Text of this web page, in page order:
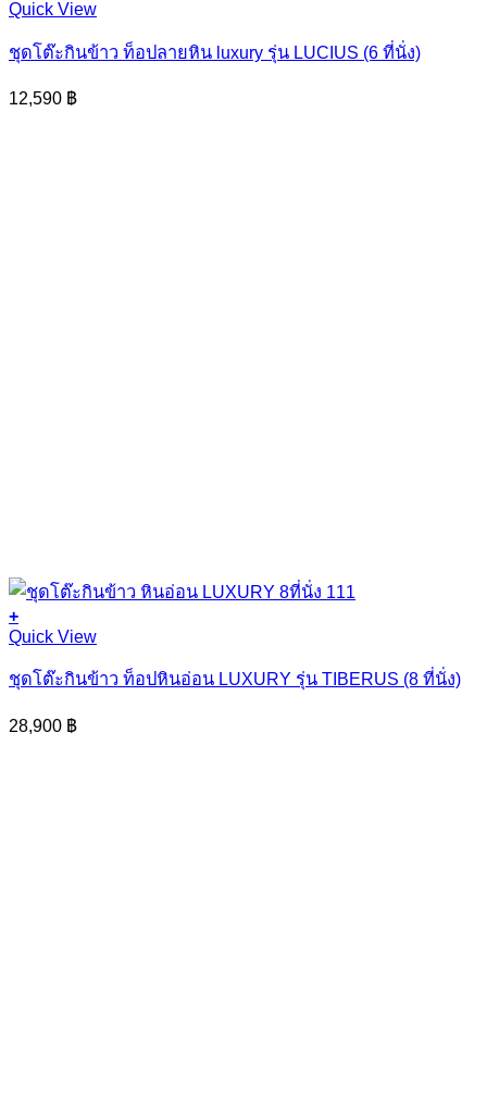
Quick View
ชุดโต๊ะกินข้าว ท็อปลายหิน luxury รุ่น LUCIUS (6 ที่นั่ง)
12,590 ฿
+
Quick View
ชุดโต๊ะกินข้าว ท็อปหินอ่อน LUXURY รุ่น TIBERUS (8 ที่นั่ง)
28,900 ฿